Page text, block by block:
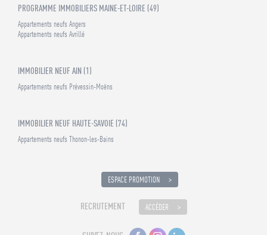
PROGRAMME IMMOBILIERS MAINE-ET-LOIRE (49)
Appartements neufs Angers
Appartements neufs Avrillé
IMMOBILIER NEUF AIN (1)
Appartements neufs Prévessin-Moëns
IMMOBILIER NEUF HAUTE-SAVOIE (74)
Appartements neufs Thonon-les-Bains
ESPACE PROMOTION
RECRUTEMENT ACCÉDER